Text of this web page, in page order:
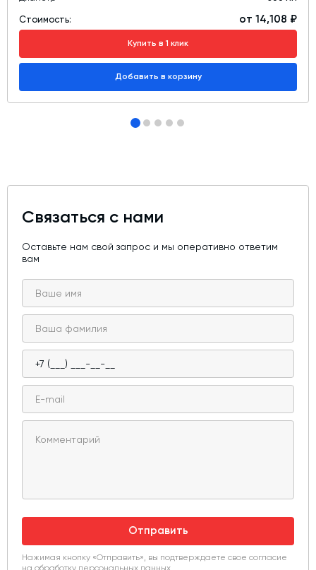
Стоимость: от 14,108 ₽
Купить в 1 клик
Добавить в корзину
Связаться с нами
Оставьте нам свой запрос и мы оперативно ответим
вам
Отправить
Нажимая кнопку «Отправить», вы подтверждаете свое согласие
на обработку персональных данных